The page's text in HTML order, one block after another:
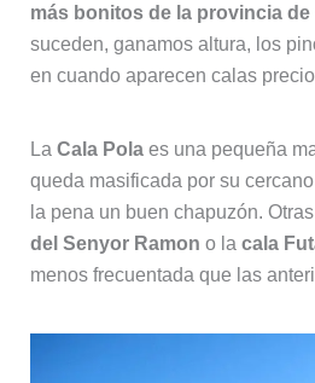
más bonitos de la provincia de
suceden, ganamos altura, los
en cuando aparecen calas
La Cala Polaes una pequeña
queda masificada por su
la pena un buen chapuzón.
del Senyor Ramon o la cala
menos frecuentada que las